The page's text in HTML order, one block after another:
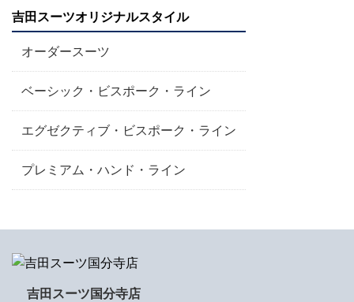
吉田スーツオリジナルスタイル
オーダースーツ
ベーシック・ビスポーク・ライン
エグゼクティブ・ビスポーク・ライン
プレミアム・ハンド・ライン
吉田スーツ国分寺店